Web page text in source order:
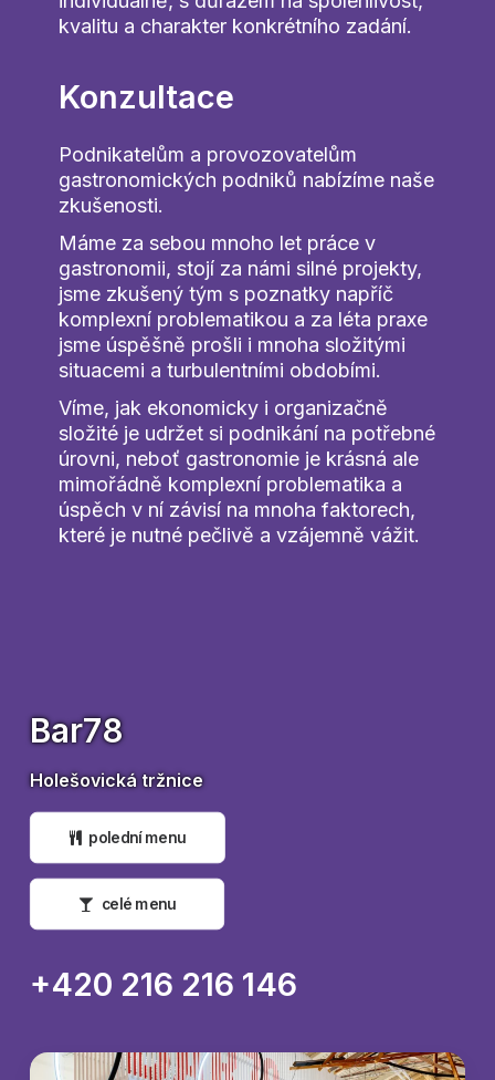
kvalitu a charakter konkrétního zadání.
Konzultace
Podnikatelům a provozovatelům
gastronomických podniků nabízíme naše
zkušenosti.
Máme za sebou mnoho let práce v
gastronomii, stojí za námi silné projekty,
jsme zkušený tým s poznatky napříč
komplexní problematikou a za léta praxe
jsme úspěšně prošli i mnoha složitými
situacemi a turbulentními obdobími.
Víme, jak ekonomicky i organizačně
složité je udržet si podnikání na potřebné
úrovni, neboť gastronomie je krásná ale
mimořádně komplexní problematika a
úspěch v ní závisí na mnoha faktorech,
které je nutné pečlivě a vzájemně vážit.
Bar78
Holešovická tržnice
polední menu
celé menu
+420 216 216 146